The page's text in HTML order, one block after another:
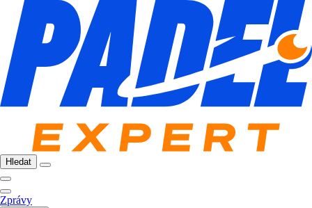
Hledat
Zprávy